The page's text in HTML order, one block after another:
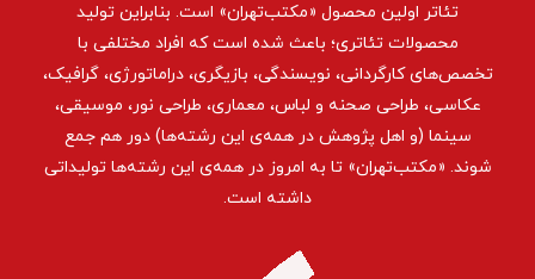
تئاتر اولین محصول «مکتب‌تهران» است. بنابراین تولید
محصولات تئاتری؛ باعث شده است که افراد مختلفی با
تخصص‌های کارگردانی، نویسندگی، بازیگری، دراماتورژی، گرافیک،
عکاسی، طراحی ‌صحنه و لباس، معماری، طراحی نور، موسیقی،
سینما (و اهل پژوهش در همه‌ی این رشته‌ها) دور هم جمع
شوند. «مکتب‌تهران» تا به امروز در همه‌ی این رشته‌ها تولیداتی
داشته است.